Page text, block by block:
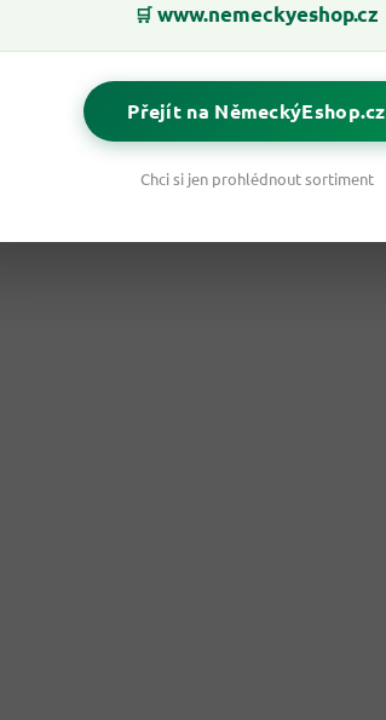
🛒 www.nemeckyeshop.cz
Přejít na NěmeckýEshop.cz
Chci si jen prohlédnout sortiment